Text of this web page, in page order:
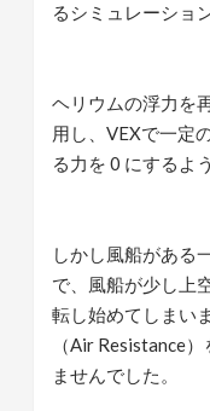
るシミュレーショ
ヘリウムの浮力を
用し、VEXで一定
る力を 0 にするよ
しかし風船がある
で、風船が少し上
転し始めてしまい
（Air Resistance
ませんでした。